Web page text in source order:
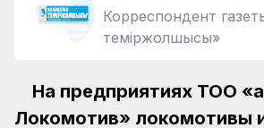
Корреспондент
теміржолшысы»
На предприятиях ТОО
Локомотив» локомотивы